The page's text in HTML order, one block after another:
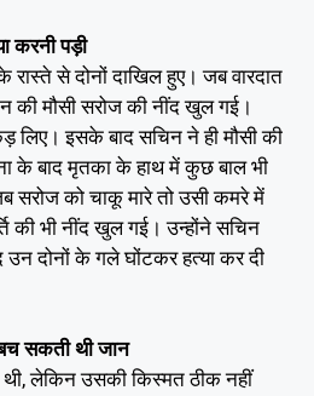
करनी पड़ी
से दोनों दाखिल हुए। जब वारदात
की मौसी सरोज की नींद खुल गई।
लिए। इसके बाद सचिन ने ही मौसी की
के बाद मृतका के हाथ में कुछ बाल भी
सरोज को चाकू मारे तो उसी कमरे में
की भी नींद खुल गई। उन्होंने सचिन
दोनों के गले घोंटकर हत्या कर दी
सकती थी जान
लेकिन उसकी किस्मत ठीक नहीं